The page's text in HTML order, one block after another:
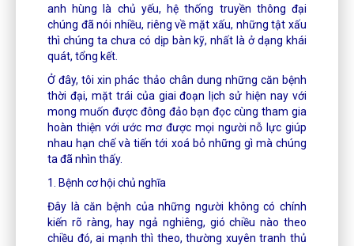
anh hùng là chủ yếu, hệ thống truyền thông đại
chúng đã nói nhiều, riêng về mặt xấu, những tật xấu
thì chúng ta chưa có dịp bàn kỹ, nhất là ở dạng khái
quát, tổng kết.
Ở đây, tôi xin phác thảo chân dung những căn bệnh
thời đại, mặt trái của giai đoạn lịch sử hiện nay với
mong muốn được đông đảo bạn đọc cùng tham gia
hoàn thiện với ước mơ được mọi người nỗ lực giúp
nhau hạn chế và tiến tới xoá bỏ những gì mà chúng
ta đã nhìn thấy.
1. Bệnh cơ hội chủ nghĩa
Đây là căn bệnh của những người không có chính
kiến rõ ràng, hay ngả nghiêng, gió chiều nào theo
chiều đó, ai mạnh thì theo, thường xuyên tranh thủ